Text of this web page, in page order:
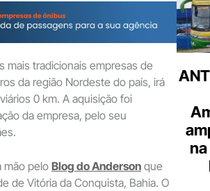
mais tradicionais empresas de
da região Nordeste do país, irá
0 km. A aquisição foi
da empresa, pelo seu
mão pelo Blog do Anderson que
de Vitória da Conquista, Bahia. O